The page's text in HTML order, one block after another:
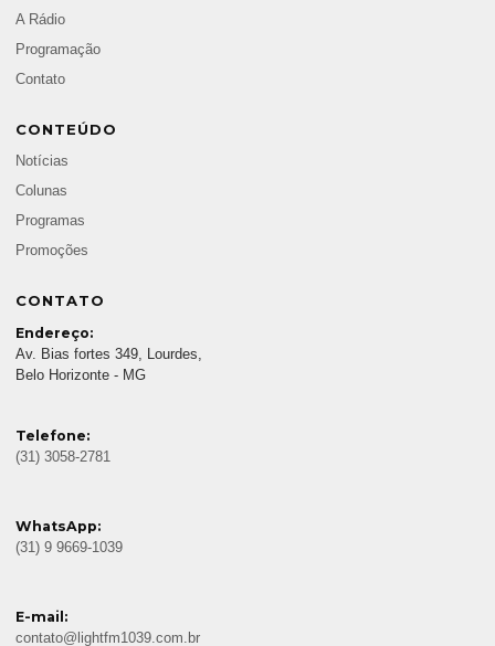
A Rádio
Programação
Contato
CONTEÚDO
Notícias
Colunas
Programas
Promoções
CONTATO
Endereço:
Av. Bias fortes 349, Lourdes,
Belo Horizonte - MG
Telefone:
(31) 3058-2781
WhatsApp:
(31) 9 9669-1039
E-mail:
contato@lightfm1039.com.br